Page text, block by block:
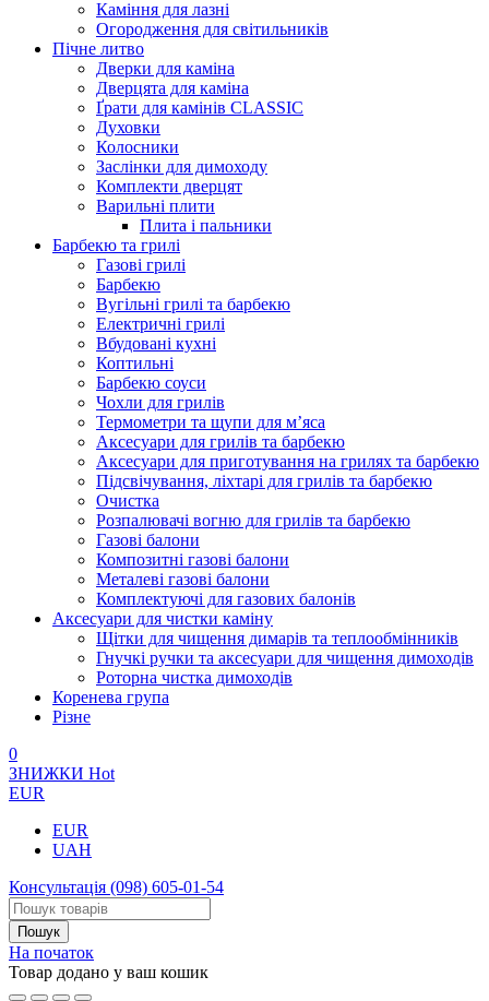
Каміння для лазні
Огородження для світильників
Пічне литво
Дверки для каміна
Дверцята для каміна
Ґрати для камінів CLASSIC
Духовки
Колосники
Заслінки для димоходу
Комплекти дверцят
Варильні плити
Плита і пальники
Барбекю та грилі
Газові грилі
Барбекю
Вугільні грилі та барбекю
Електричні грилі
Вбудовані кухні
Коптильні
Барбекю соуси
Чохли для грилів
Термометри та щупи для м’яса
Аксесуари для грилів та барбекю
Аксесуари для приготування на грилях та барбекю
Підсвічування, ліхтарі для грилів та барбекю
Очистка
Розпалювачі вогню для грилів та барбекю
Газові балони
Композитні газові балони
Металеві газові балони
Комплектуючі для газових балонів
Аксесуари для чистки каміну
Щітки для чищення димарів та теплообмінників
Гнучкі ручки та аксесуари для чищення димоходів
Роторна чистка димоходів
Коренева група
Різне
0
ЗНИЖКИ Hot
EUR
EUR
UAH
Консультація (098) 605-01-54
На початок
Товар додано у ваш кошик